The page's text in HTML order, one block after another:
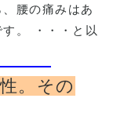
腰の痛みはあ
。 ・・・と以
。その